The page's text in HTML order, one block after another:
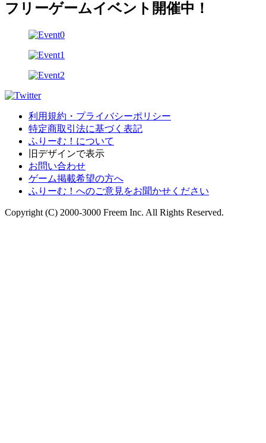
フリーゲームイベント開催中！
利用規約・プライバシーポリシー
特定商取引法に基づく表記
ふりーむ！について
旧デザインで表示
お問い合わせ
ゲーム掲載希望の方へ
ふりーむ！へのご意見をお聞かせください
Copyright (C) 2000-3000 Freem Inc. All Rights Reserved.